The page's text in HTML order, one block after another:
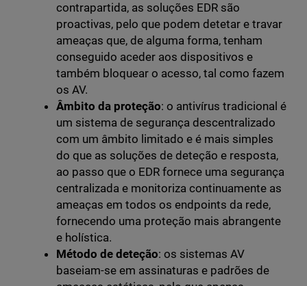
contrapartida, as soluções EDR são
proactivas, pelo que podem detetar e travar
ameaças que, de alguma forma, tenham
conseguido aceder aos dispositivos e
também bloquear o acesso, tal como fazem
os AV.
Âmbito da proteção: o antivírus tradicional é
um sistema de segurança descentralizado
com um âmbito limitado e é mais simples
do que as soluções de deteção e resposta,
ao passo que o EDR fornece uma segurança
centralizada e monitoriza continuamente as
ameaças em todos os endpoints da rede,
fornecendo uma proteção mais abrangente
e holística.
Método de deteção: os sistemas AV
baseiam-se em assinaturas e padrões de